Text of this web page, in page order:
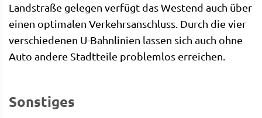
Landstraße gelegen verfügt das Westend auch über
einen optimalen Verkehrsanschluss. Durch die vier
verschiedenen U-Bahnlinien lassen sich auch ohne
Auto andere Stadtteile problemlos erreichen.
Sonstiges